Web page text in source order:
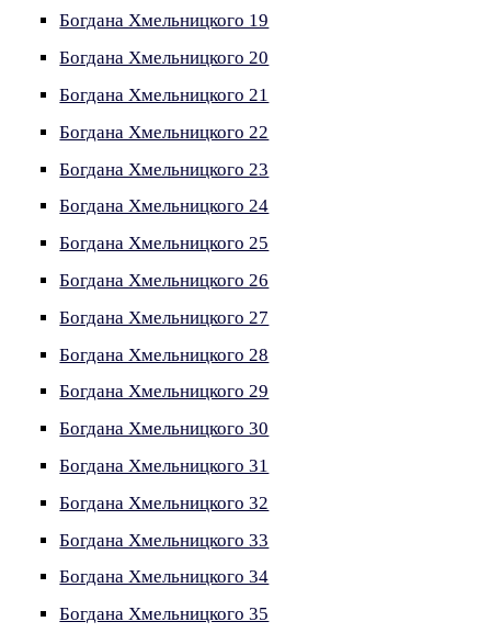
Богдана Хмельницкого 19
Богдана Хмельницкого 20
Богдана Хмельницкого 21
Богдана Хмельницкого 22
Богдана Хмельницкого 23
Богдана Хмельницкого 24
Богдана Хмельницкого 25
Богдана Хмельницкого 26
Богдана Хмельницкого 27
Богдана Хмельницкого 28
Богдана Хмельницкого 29
Богдана Хмельницкого 30
Богдана Хмельницкого 31
Богдана Хмельницкого 32
Богдана Хмельницкого 33
Богдана Хмельницкого 34
Богдана Хмельницкого 35